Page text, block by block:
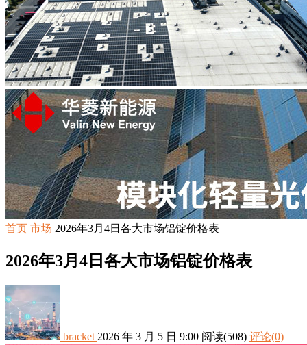
首页 市场 2026年3月4日各大市场铝锭价格表
2026年3月4日各大市场铝锭价格表
bracket 2026 年 3 月 5 日 9:00 阅读(508) 评论(0)